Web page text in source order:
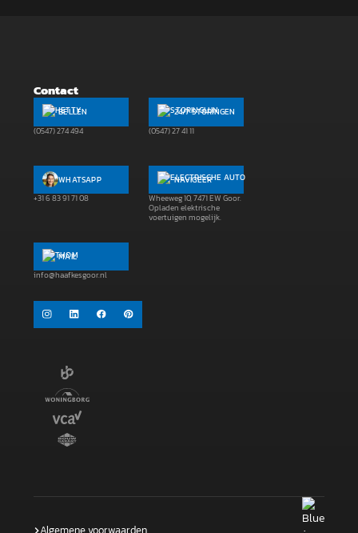
Contact
BELLEN
(0547) 274 494
24/7 STORINGEN
(0547) 27 41 11
WHATSAPP
+31 6 83 91 71 08
NAVIGEER
Wheeweg 10, 7471 EW Goor.
Opladen elektrische
voertuigen mogelijk.
MAIL
info@haafkesgoor.nl